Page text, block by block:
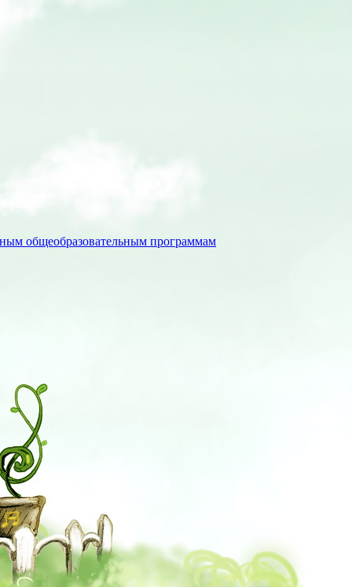
общеобразовательным программам